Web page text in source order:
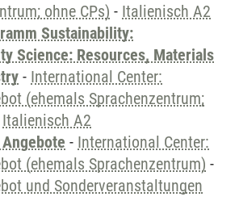
ohne CPs) - Italienisch A2
Sustainability:
Science: Resources, Materials
- International Center:
(ehemals Sprachenzentrum;
Italienisch A2
- International Center:
(ehemals Sprachenzentrum) -
und Sonderveranstaltungen